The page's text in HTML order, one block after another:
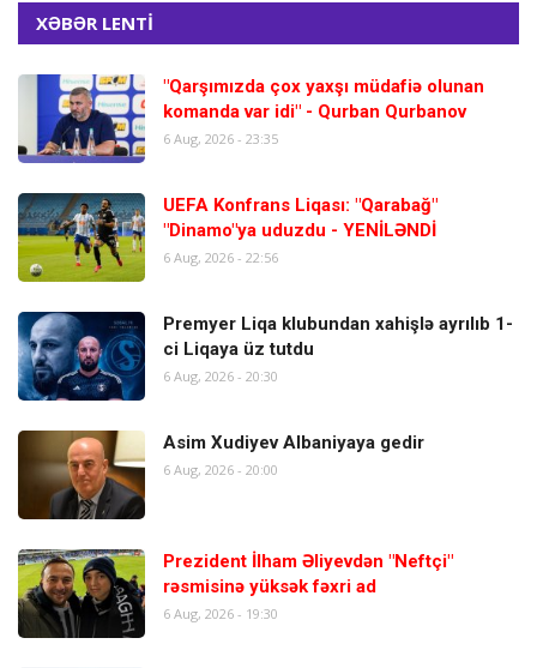
XƏBƏR LENTİ
"Qarşımızda çox yaxşı müdafiə olunan
komanda var idi" - Qurban Qurbanov
6 Aug, 2026 - 23:35
UEFA Konfrans Liqası: "Qarabağ"
"Dinamo"ya uduzdu - YENİLƏNDİ
6 Aug, 2026 - 22:56
Premyer Liqa klubundan xahişlə ayrılıb 1-
ci Liqaya üz tutdu
6 Aug, 2026 - 20:30
Asim Xudiyev Albaniyaya gedir
6 Aug, 2026 - 20:00
Prezident İlham Əliyevdən "Neftçi"
rəsmisinə yüksək fəxri ad
6 Aug, 2026 - 19:30